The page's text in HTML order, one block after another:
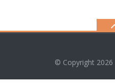
© Copyright 2026